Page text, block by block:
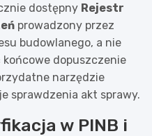
dostępny Rejestr
prowadzony przez
budowlanego, a nie
dopuszczenie
narzędzie
sprawdzenia akt sprawy.
w PINB i